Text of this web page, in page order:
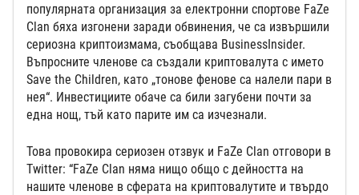
популярната организация за електронни спортове FaZe
Clan бяха изгонени заради обвинения, че са извършили
сериозна криптоизмама, съобщава BusinessInsider.
Въпросните членове са създали криптовалута с името
Save the Children, като „тонове фенове са налели пари в
нея“. Инвестициите обаче са били загубени почти за
една нощ, тъй като парите им са изчезнали.
Това провокира сериозен отзвук и FaZe Clan отговори в
Twitter: “FaZe Clan няма нищо общо с дейността на
нашите членове в сферата на криптовалутите и твърдо